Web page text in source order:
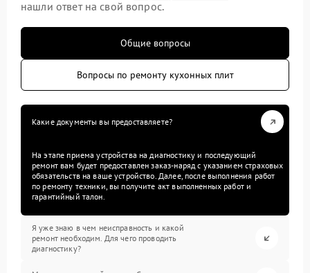
нашли ответ на свой вопрос.
Общие вопросы
Вопросы по ремонту кухонных плит
Какие документы вы предоставляете?
На этапе приема устройства на диагностику и последующий
ремонт вам будет предоставлен заказ-наряд с указанием страховых
обязательств на ваше устройство. Далее, после выполнения работ
по ремонту техники, вы получите акт выполненных работ и
гарантийный талон.
Я уже знаю в чем неисправность и какой
ремонт необходим. Для чего проводить
диагностику?